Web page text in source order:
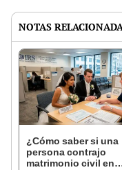
NOTAS
¿Cómo saber si una
persona contrajo
matrimonio civil en